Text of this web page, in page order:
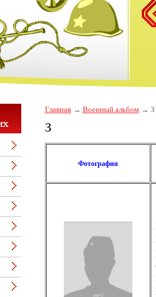
Главная Военный альбом З
З
Фотография